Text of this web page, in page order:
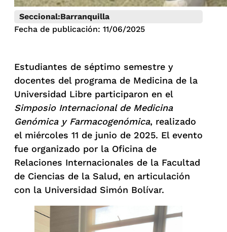
Seccional:Barranquilla
Fecha de publicación: 11/06/2025
Estudiantes de séptimo semestre y
docentes del programa de Medicina de la
Universidad Libre participaron en el
Simposio Internacional de Medicina
Genómica y Farmacogenómica, realizado
el miércoles 11 de junio de 2025. El evento
fue organizado por la Oficina de
Relaciones Internacionales de la Facultad
de Ciencias de la Salud, en articulación
con la Universidad Simón Bolívar.